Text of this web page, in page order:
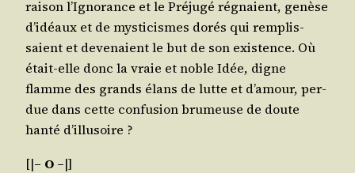
rai­son l’I­gno­rance et le Pré­ju­gé régnaient, genèse
d’i­déaux et de mys­ti­cismes dorés qui rem­plis­
saient et deve­naient le but de son exis­tence. Où
était-elle donc la vraie et noble Idée, digne
flamme des grands élans de lutte et d’a­mour, per­
due dans cette confu­sion bru­meuse de doute
han­té d’illusoire ?
[|– O –|]